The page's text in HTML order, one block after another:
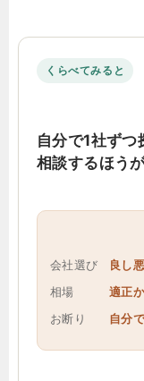
くらべてみると
自分で1社ずつ
相談するほう
会社選び
良し
相場
適正
お断り
自分